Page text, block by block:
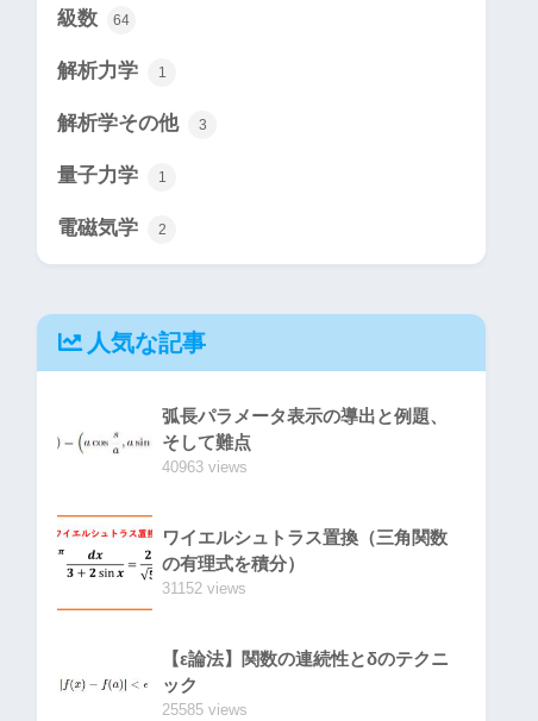
級数 64
解析力学 1
解析学その他 3
量子力学 1
電磁気学 2
人気な記事
弧長パラメータ表示の導出と例題、
そして難点
40963 views
ワイエルシュトラス置換（三角関数
の有理式を積分）
31152 views
【ε論法】関数の連続性とδのテクニ
ック
25585 views